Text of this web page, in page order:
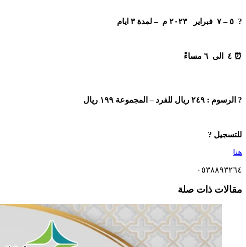
? ٥ – ٧ فبراير ٢٠٢٣ م – لمدة ٣ ايام
⏰ ٤ الى ٦ مساءً
? الرسوم : ٢٤٩ ريال للفرد – المجموعة ١٩٩ ريال
للتسجيل ?
هنا
٠٥٣٨٨٩٣٢٦٤
مقالات ذات صلة